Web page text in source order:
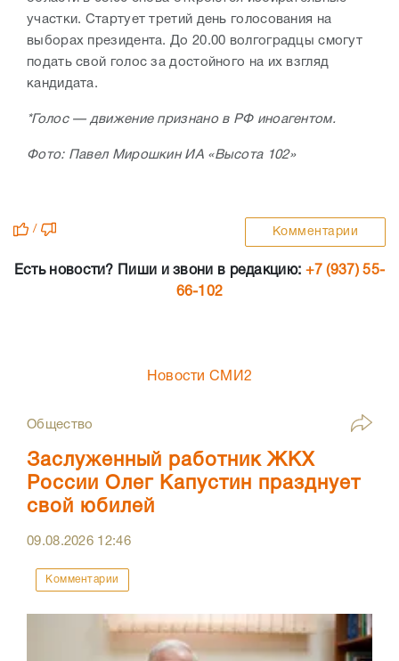
участки. Стартует третий день голосования на
выборах президента. До 20.00 волгоградцы смогут
подать свой голос за достойного на их взгляд
кандидата.
*Голос — движение признано в РФ иноагентом.
Фото: Павел Мирошкин ИА «Высота 102»
/ Комментарии
Есть новости? Пиши и звони в редакцию: +7 (937) 55-
66-102
Новости СМИ2
Общество
Заслуженный работник ЖКХ
России Олег Капустин празднует
свой юбилей
09.08.2026 12:46
Комментарии